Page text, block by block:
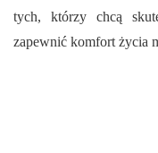
tych, którzy chcą
zapewnić komfort życia